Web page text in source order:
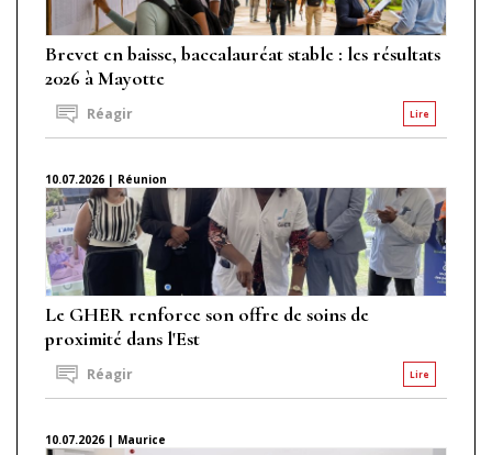
Brevet en baisse, baccalauréat stable : les résultats
2026 à Mayotte
Lire
Réagir
10.07.2026 | Réunion
Le GHER renforce son offre de soins de
proximité dans l'Est
Lire
Réagir
10.07.2026 | Maurice